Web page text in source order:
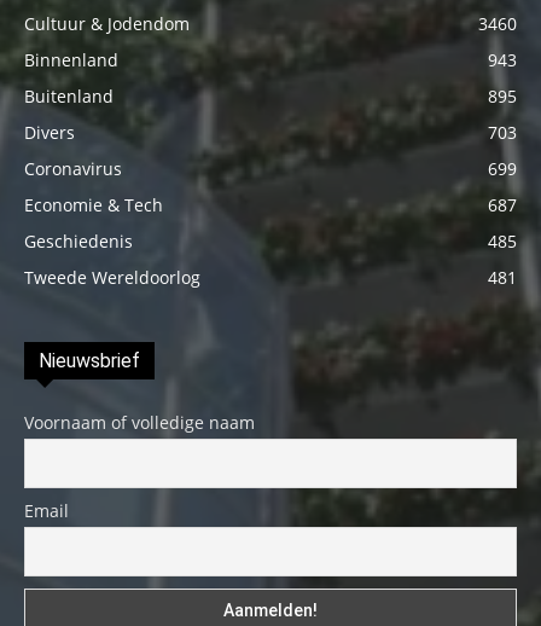
Cultuur & Jodendom
3460
Binnenland
943
Buitenland
895
Divers
703
Coronavirus
699
Economie & Tech
687
Geschiedenis
485
Tweede Wereldoorlog
481
Nieuwsbrief
Voornaam of volledige naam
Email